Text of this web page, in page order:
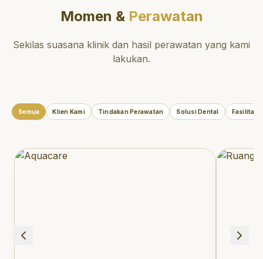
Momen &Perawatan
Sekilas suasana klinik dan hasil perawatan yang kami
lakukan.
Semua Klien Kami Tindakan Perawatan Solusi Dental Fasilitas